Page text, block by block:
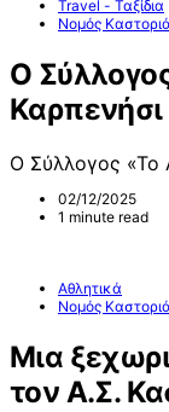
Travel - Ταξίδια
Νομός
Ο
Καρπενήσι
Ο Σύλλογος «Το
02/12/2025
1 minute read
Αθλητικά
Νομός
Μια
τον Α.Σ.